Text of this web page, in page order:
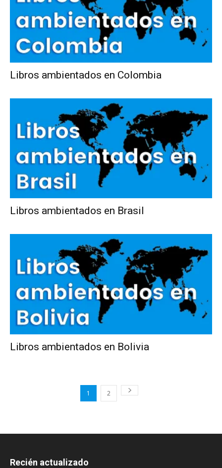
Libros ambientados en Colombia
Libros ambientados en Brasil
Libros ambientados en Bolivia
1 2
Recién actualizado